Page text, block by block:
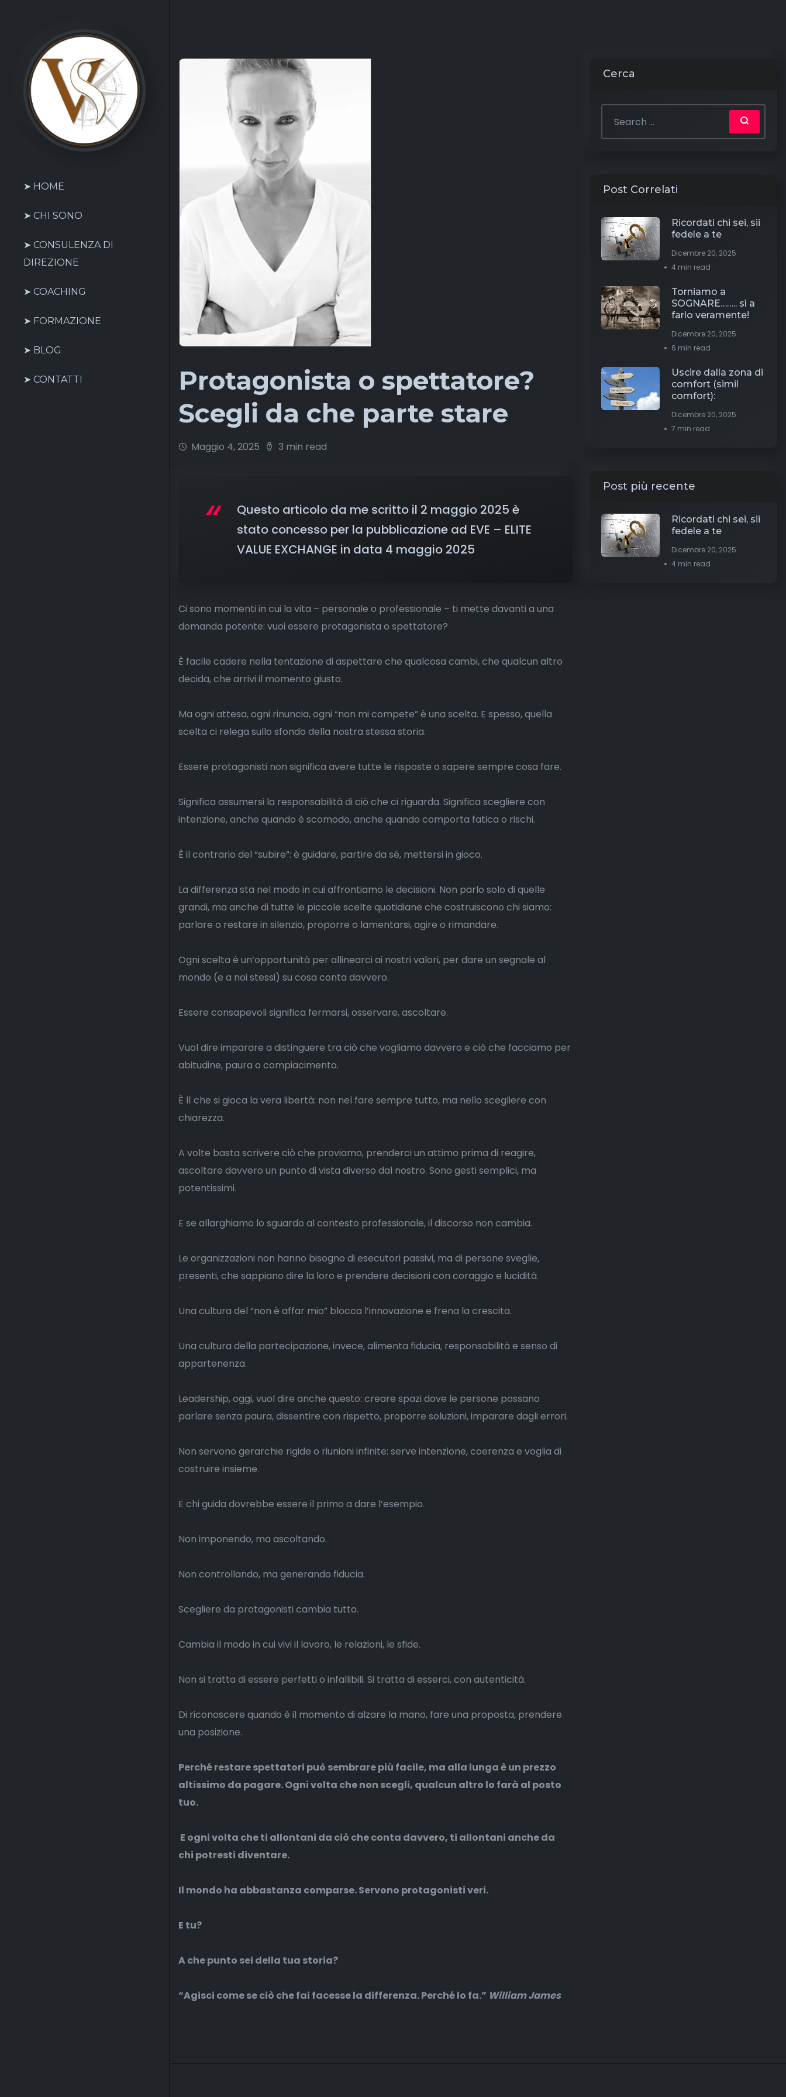
➤ HOME
➤ CHI SONO
➤ CONSULENZA DI
DIREZIONE
➤ COACHING
➤ FORMAZIONE
➤ BLOG
➤ CONTATTI
Protagonista o spettatore?
Scegli da che parte stare
Maggio 4, 2025 3 min read
Questo articolo da me scritto il 2 maggio 2025 è
stato concesso per la pubblicazione ad EVE – ELITE
VALUE EXCHANGE in data 4 maggio 2025
Ci sono momenti in cui la vita – personale o professionale – ti mette davanti a una
domanda potente: vuoi essere protagonista o spettatore?
È facile cadere nella tentazione di aspettare che qualcosa cambi, che qualcun altro
decida, che arrivi il momento giusto.
Ma ogni attesa, ogni rinuncia, ogni “non mi compete” è una scelta. E spesso, quella
scelta ci relega sullo sfondo della nostra stessa storia.
Essere protagonisti non significa avere tutte le risposte o sapere sempre cosa fare.
Significa assumersi la responsabilità di ciò che ci riguarda. Significa scegliere con
intenzione, anche quando è scomodo, anche quando comporta fatica o rischi.
È il contrario del “subire”: è guidare, partire da sé, mettersi in gioco.
La differenza sta nel modo in cui affrontiamo le decisioni. Non parlo solo di quelle
grandi, ma anche di tutte le piccole scelte quotidiane che costruiscono chi siamo:
parlare o restare in silenzio, proporre o lamentarsi, agire o rimandare.
Ogni scelta è un’opportunità per allinearci ai nostri valori, per dare un segnale al
mondo (e a noi stessi) su cosa conta davvero.
Essere consapevoli significa fermarsi, osservare, ascoltare.
Vuol dire imparare a distinguere tra ciò che vogliamo davvero e ciò che facciamo per
abitudine, paura o compiacimento.
È lì che si gioca la vera libertà: non nel fare sempre tutto, ma nello scegliere con
chiarezza.
A volte basta scrivere ciò che proviamo, prenderci un attimo prima di reagire,
ascoltare davvero un punto di vista diverso dal nostro. Sono gesti semplici, ma
potentissimi.
E se allarghiamo lo sguardo al contesto professionale, il discorso non cambia.
Le organizzazioni non hanno bisogno di esecutori passivi, ma di persone sveglie,
presenti, che sappiano dire la loro e prendere decisioni con coraggio e lucidità.
Una cultura del “non è affar mio” blocca l’innovazione e frena la crescita.
Una cultura della partecipazione, invece, alimenta fiducia, responsabilità e senso di
appartenenza.
Leadership, oggi, vuol dire anche questo: creare spazi dove le persone possano
parlare senza paura, dissentire con rispetto, proporre soluzioni, imparare dagli errori.
Non servono gerarchie rigide o riunioni infinite: serve intenzione, coerenza e voglia di
costruire insieme.
E chi guida dovrebbe essere il primo a dare l’esempio.
Non imponendo, ma ascoltando.
Non controllando, ma generando fiducia.
Scegliere da protagonisti cambia tutto.
Cambia il modo in cui vivi il lavoro, le relazioni, le sfide.
Non si tratta di essere perfetti o infallibili. Si tratta di esserci, con autenticità.
Di riconoscere quando è il momento di alzare la mano, fare una proposta, prendere
una posizione.
Perché restare spettatori può sembrare più facile, ma alla lunga è un prezzo
altissimo da pagare. Ogni volta che non scegli, qualcun altro lo farà al posto
tuo.
E ogni volta che ti allontani da ciò che conta davvero, ti allontani anche da
chi potresti diventare.
Il mondo ha abbastanza comparse. Servono protagonisti veri.
E tu?
A che punto sei della tua storia?
“Agisci come se ciò che fai facesse la differenza. Perché lo fa.” William James
Cerca
Post Correlati
Ricordati chi sei, sii
fedele a te
Dicembre 20, 2025
4 min read
Torniamo a
SOGNARE…….. sì a
farlo veramente!
Dicembre 20, 2025
6 min read
Uscire dalla zona di
comfort (simil
comfort):
Dicembre 20, 2025
7 min read
Post più recente
Ricordati chi sei, sii
fedele a te
Dicembre 20, 2025
4 min read